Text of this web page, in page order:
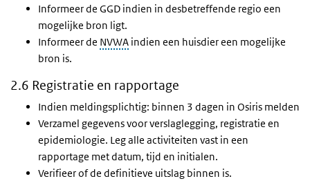
Informeer de GGD indien in desbetreffende regio een
mogelijke bron ligt.
Informeer de NVWA indien een huisdier een mogelijke
bron is.
2.6 Registratie en rapportage
Indien meldingsplichtig: binnen 3 dagen in Osiris melden
Verzamel gegevens voor verslaglegging, registratie en
epidemiologie. Leg alle activiteiten vast in een
rapportage met datum, tijd en initialen.
Verifieer of de definitieve uitslag binnen is.